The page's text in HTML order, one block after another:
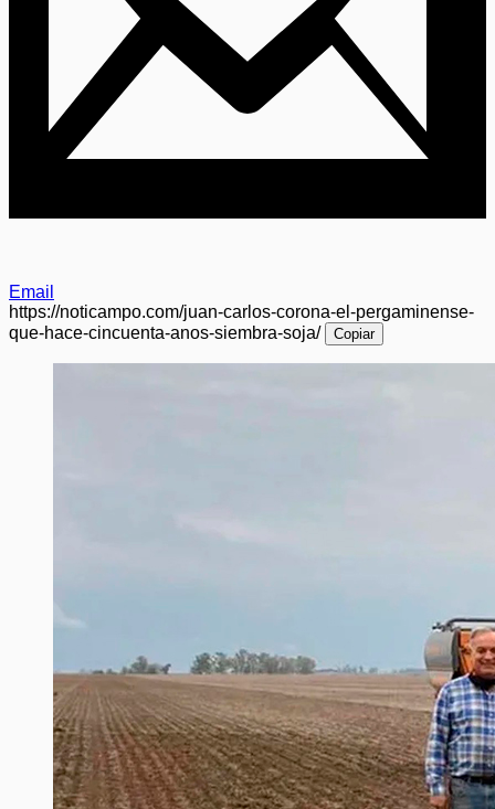
Email
https://noticampo.com/juan-carlos-corona-el-pergaminense-
que-hace-cincuenta-anos-siembra-soja/
Copiar